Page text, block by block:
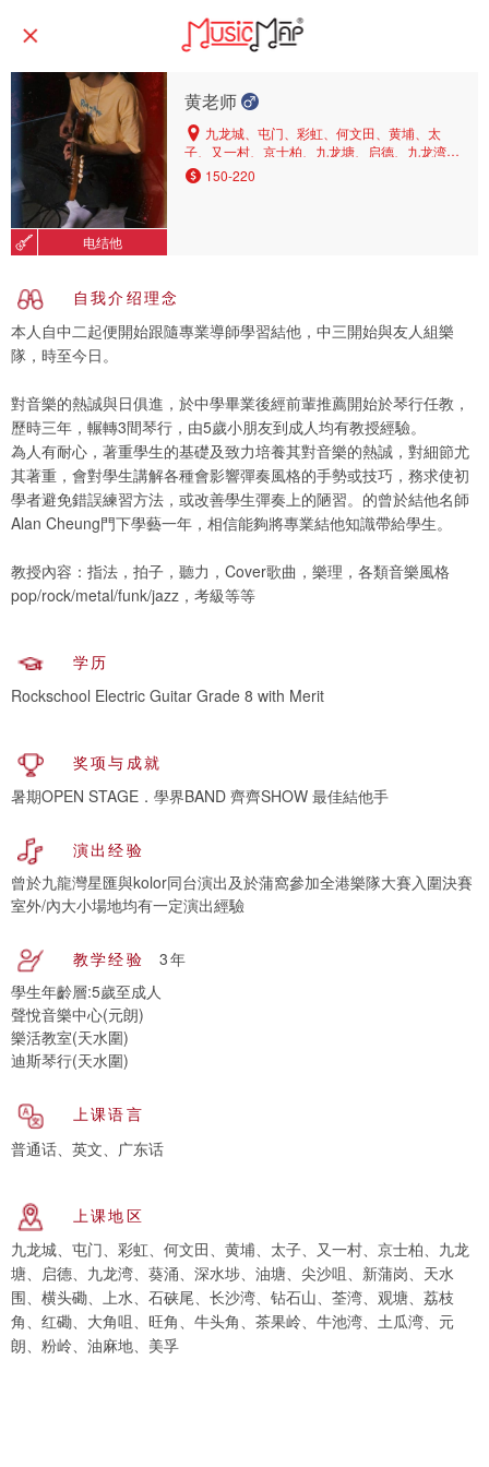
电结他
黄老师
九龙城、屯门、彩虹、何文田、黄埔、太
子、又一村、京士柏、九龙塘、启德、九龙湾、
葵涌、深水埗、油塘、尖沙咀、新蒲岗、天水
围、横头磡、上水、石硖尾、长沙湾、钻石山、
150-220
自我介绍理念
本人自中二起便開始跟隨專業導師學習結他，中三開始與友人組樂
隊，時至今日。
對音樂的熱誠與日俱進，於中學畢業後經前輩推薦開始於琴行任教，
歷時三年，輾轉3間琴行，由5歲小朋友到成人均有教授經驗。
為人有耐心，著重學生的基礎及致力培養其對音樂的熱誠，對細節尤
其著重，會對學生講解各種會影響彈奏風格的手勢或技巧，務求使初
學者避免錯誤練習方法，或改善學生彈奏上的陋習。的曾於結他名師
Alan Cheung門下學藝一年，相信能夠將專業結他知識帶給學生。
教授內容：指法，拍子，聽力，Cover歌曲，樂理，各類音樂風格
pop/rock/metal/funk/jazz，考級等等
学历
Rockschool Electric Guitar Grade 8 with Merit
奖项与成就
暑期OPEN STAGE．學界BAND 齊齊SHOW 最佳結他手
演出经验
曾於九龍灣星匯與kolor同台演出及於蒲窩參加全港樂隊大賽入圍決賽
室外/內大小場地均有一定演出經驗
教学经验
3年
學生年齡層:5歲至成人
聲悅音樂中心(元朗)
樂活教室(天水圍)
迪斯琴行(天水圍)
上课语言
普通话、英文、广东话
上课地区
九龙城、屯门、彩虹、何文田、黄埔、太子、又一村、京士柏、九龙
塘、启德、九龙湾、葵涌、深水埗、油塘、尖沙咀、新蒲岗、天水
围、横头磡、上水、石硖尾、长沙湾、钻石山、荃湾、观塘、荔枝
角、红磡、大角咀、旺角、牛头角、茶果岭、牛池湾、土瓜湾、元
朗、粉岭、油麻地、美孚